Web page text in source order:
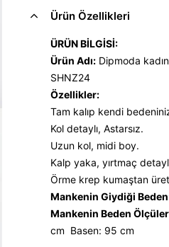
Ürün Özellikleri
ÜRÜN BİLGİSİ:
Ürün Adı: Dipmoda
SHNZ24
Özellikler:
Tam kalıp kendi
Kol detaylı, Astarsız.
Uzun kol, midi boy.
Kalp yaka, yırtmaç
Örme krep kumaştan
Mankenin Giydiği
Mankenin Beden
cm Basen: 95 cm